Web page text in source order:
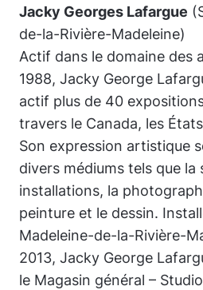
Jacky Georges Lafargue
de-la-Rivière-Madeleine)
Actif dans le domaine des
1988, Jacky George
actif plus de 40
travers le Canada, les
Son expression artistique
divers médiums tels que la
installations, la
peinture et le dessin.
Madeleine-de-la-Rivière-
2013, Jacky George
le Magasin général –